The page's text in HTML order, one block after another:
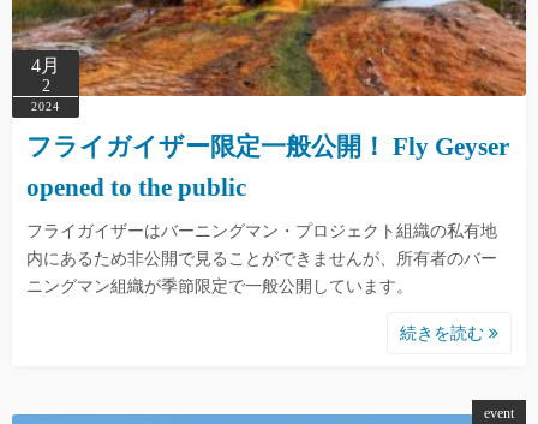
4月
2
2024
フライガイザー限定一般公開！ Fly Geyser
opened to the public
フライガイザーはバーニングマン・プロジェクト組織の私有地
内にあるため非公開で見ることができませんが、所有者のバー
ニングマン組織が季節限定で一般公開しています。
続きを読む
event